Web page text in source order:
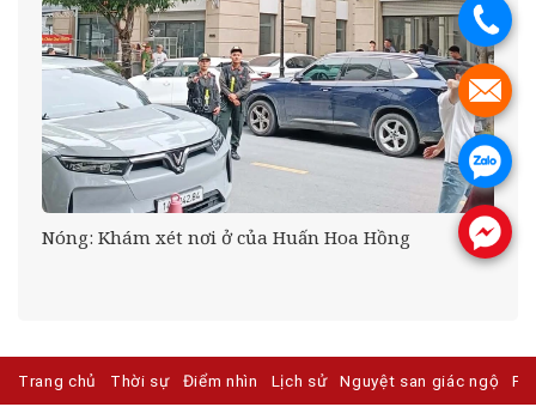
Nóng: Khám xét nơi ở của Huấn Hoa Hồng
Trang chủ Thời sự Điểm nhìn Lịch sử Nguyệt san giác ngộ
.
.
.
.